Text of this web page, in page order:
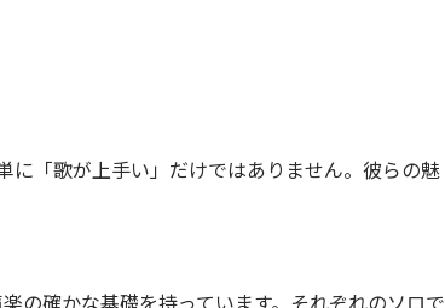
「歌が上手い」だけではありません。彼らの魅
の確かな基礎を持っています。それぞれのソロで